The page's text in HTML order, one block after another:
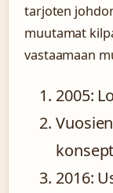
tarjoten
muutamat
vastaamaan
2005:
2016: